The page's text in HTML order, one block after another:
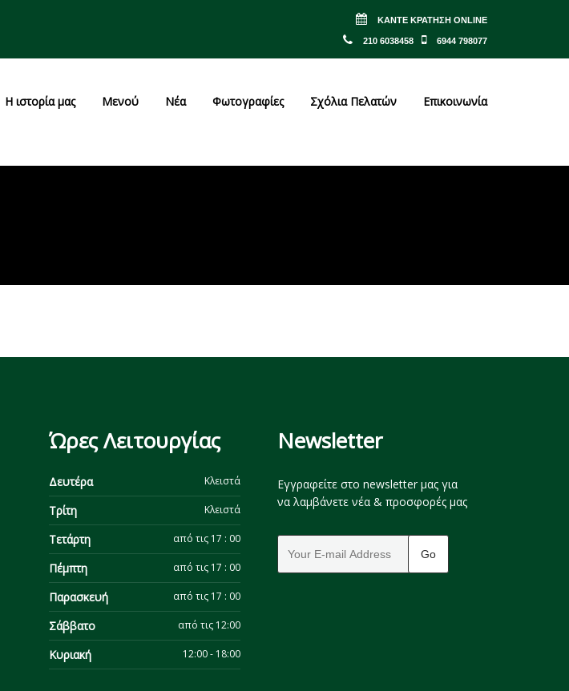
ΚΆΝΤΕ ΚΡΆΤΗΣΗ ONLINE
210 6038458 6944 798077
Η ιστορία μας Μενού Νέα Φωτογραφίες Σχόλια Πελατών Επικοινωνία
Ώρες Λειτουργίας
Δευτέρα Κλειστά
Τρίτη Κλειστά
Τετάρτη από τις 17 : 00
Πέμπτη από τις 17 : 00
Παρασκευή από τις 17 : 00
Σάββατο από τις 12:00
Κυριακή 12:00 - 18:00
Newsletter
Εγγραφείτε στο newsletter μας για
να λαμβάνετε νέα & προσφορές μας